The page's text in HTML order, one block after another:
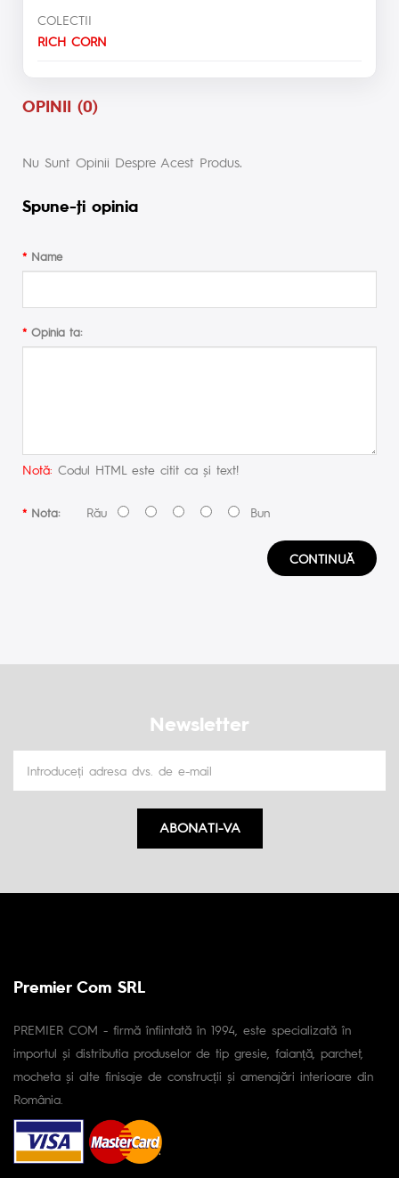
COLECTII
RICH CORN
OPINII (0)
Nu Sunt Opinii Despre Acest Produs.
Spune-ţi opinia
Name
Opinia ta:
Notă: Codul HTML este citit ca şi text!
Nota:Rău Bun
CONTINUĂ
Newsletter
ABONATI-VA
Premier Com SRL
PREMIER COM - firmă înfiintată în 1994, este specializată în
importul și distributia produselor de tip gresie, faianță, parchet,
mocheta și alte finisaje de construcții și amenajări interioare din
România.